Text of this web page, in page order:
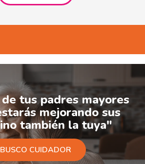
tus padres mayores
mejorando sus
también la tuya"
BUSCO CUIDADOR